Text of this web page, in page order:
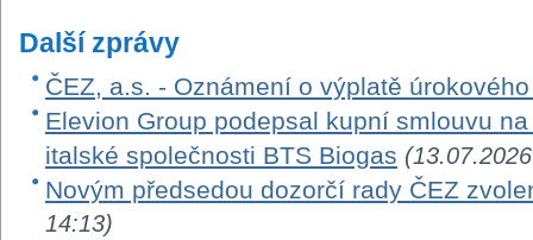
Další zprávy
ČEZ, a.s. - Oznámení o výplatě
Elevion Group podepsal kupní smlouvu
italské společnosti BTS Biogas
Novým předsedou dozorčí rady ČEZ
14:13)